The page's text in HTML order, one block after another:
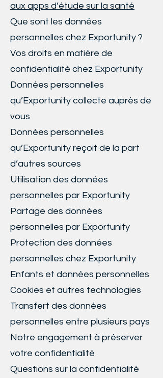
aux apps d’étude sur la santé
Que sont les données
personnelles chez Exportunity ?
Vos droits en matière de
confidentialité chez Exportunity
Données personnelles
qu’Exportunity collecte auprès de
vous
Données personnelles
qu’Exportunity reçoit de la part
d’autres sources
Utilisation des données
personnelles par Exportunity
Partage des données
personnelles par Exportunity
Protection des données
personnelles chez Exportunity
Enfants et données personnelles
Cookies et autres technologies
Transfert des données
personnelles entre plusieurs pays
Notre engagement à préserver
votre confidentialité
Questions sur la confidentialité